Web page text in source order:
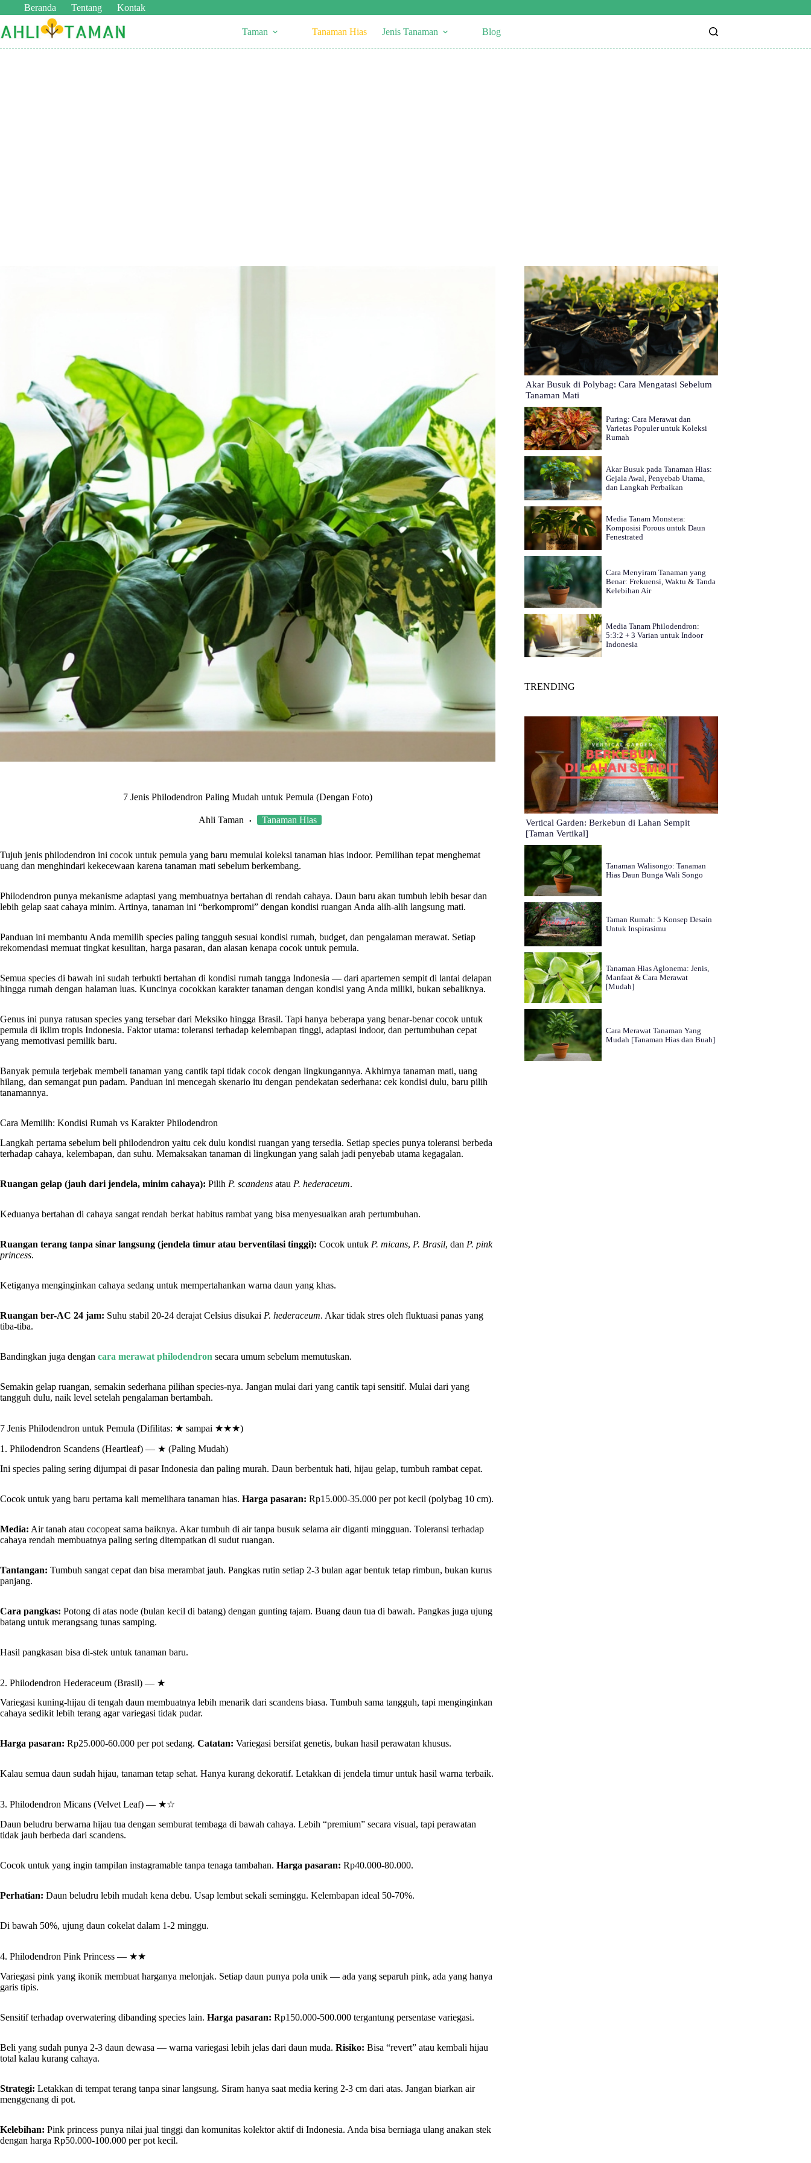
Beranda Tentang Kontak
Taman Tanaman Hias Jenis Tanaman Blog
7 Jenis Philodendron Paling Mudah untuk Pemula (Dengan Foto)
Ahli Taman Tanaman Hias
Tujuh jenis philodendron ini cocok untuk pemula yang baru memulai koleksi tanaman hias indoor. Pemilihan tepat menghemat
uang dan menghindari kekecewaan karena tanaman mati sebelum berkembang.
Philodendron punya mekanisme adaptasi yang membuatnya bertahan di rendah cahaya. Daun baru akan tumbuh lebih besar dan
lebih gelap saat cahaya minim. Artinya, tanaman ini “berkompromi” dengan kondisi ruangan Anda alih-alih langsung mati.
Panduan ini membantu Anda memilih species paling tangguh sesuai kondisi rumah, budget, dan pengalaman merawat. Setiap
rekomendasi memuat tingkat kesulitan, harga pasaran, dan alasan kenapa cocok untuk pemula.
Semua species di bawah ini sudah terbukti bertahan di kondisi rumah tangga Indonesia — dari apartemen sempit di lantai delapan
hingga rumah dengan halaman luas. Kuncinya cocokkan karakter tanaman dengan kondisi yang Anda miliki, bukan sebaliknya.
Genus ini punya ratusan species yang tersebar dari Meksiko hingga Brasil. Tapi hanya beberapa yang benar-benar cocok untuk
pemula di iklim tropis Indonesia. Faktor utama: toleransi terhadap kelembapan tinggi, adaptasi indoor, dan pertumbuhan cepat
yang memotivasi pemilik baru.
Banyak pemula terjebak membeli tanaman yang cantik tapi tidak cocok dengan lingkungannya. Akhirnya tanaman mati, uang
hilang, dan semangat pun padam. Panduan ini mencegah skenario itu dengan pendekatan sederhana: cek kondisi dulu, baru pilih
tanamannya.
Cara Memilih: Kondisi Rumah vs Karakter Philodendron
Langkah pertama sebelum beli philodendron yaitu cek dulu kondisi ruangan yang tersedia. Setiap species punya toleransi berbeda
terhadap cahaya, kelembapan, dan suhu. Memaksakan tanaman di lingkungan yang salah jadi penyebab utama kegagalan.
Ruangan gelap (jauh dari jendela, minim cahaya): Pilih P. scandens atau P. hederaceum.
Keduanya bertahan di cahaya sangat rendah berkat habitus rambat yang bisa menyesuaikan arah pertumbuhan.
Ruangan terang tanpa sinar langsung (jendela timur atau berventilasi tinggi): Cocok untuk P. micans, P. Brasil, dan P. pink
princess.
Ketiganya menginginkan cahaya sedang untuk mempertahankan warna daun yang khas.
Ruangan ber-AC 24 jam: Suhu stabil 20-24 derajat Celsius disukai P. hederaceum. Akar tidak stres oleh fluktuasi panas yang
tiba-tiba.
Bandingkan juga dengan cara merawat philodendron secara umum sebelum memutuskan.
Semakin gelap ruangan, semakin sederhana pilihan species-nya. Jangan mulai dari yang cantik tapi sensitif. Mulai dari yang
tangguh dulu, naik level setelah pengalaman bertambah.
7 Jenis Philodendron untuk Pemula (Difilitas: ★ sampai ★★★)
1. Philodendron Scandens (Heartleaf) — ★ (Paling Mudah)
Ini species paling sering dijumpai di pasar Indonesia dan paling murah. Daun berbentuk hati, hijau gelap, tumbuh rambat cepat.
Cocok untuk yang baru pertama kali memelihara tanaman hias. Harga pasaran: Rp15.000-35.000 per pot kecil (polybag 10 cm).
Media: Air tanah atau cocopeat sama baiknya. Akar tumbuh di air tanpa busuk selama air diganti mingguan. Toleransi terhadap
cahaya rendah membuatnya paling sering ditempatkan di sudut ruangan.
Tantangan: Tumbuh sangat cepat dan bisa merambat jauh. Pangkas rutin setiap 2-3 bulan agar bentuk tetap rimbun, bukan kurus
panjang.
Cara pangkas: Potong di atas node (bulan kecil di batang) dengan gunting tajam. Buang daun tua di bawah. Pangkas juga ujung
batang untuk merangsang tunas samping.
Hasil pangkasan bisa di-stek untuk tanaman baru.
2. Philodendron Hederaceum (Brasil) — ★
Variegasi kuning-hijau di tengah daun membuatnya lebih menarik dari scandens biasa. Tumbuh sama tangguh, tapi menginginkan
cahaya sedikit lebih terang agar variegasi tidak pudar.
Harga pasaran: Rp25.000-60.000 per pot sedang. Catatan: Variegasi bersifat genetis, bukan hasil perawatan khusus.
Kalau semua daun sudah hijau, tanaman tetap sehat. Hanya kurang dekoratif. Letakkan di jendela timur untuk hasil warna terbaik.
3. Philodendron Micans (Velvet Leaf) — ★☆
Daun beludru berwarna hijau tua dengan semburat tembaga di bawah cahaya. Lebih “premium” secara visual, tapi perawatan
tidak jauh berbeda dari scandens.
Cocok untuk yang ingin tampilan instagramable tanpa tenaga tambahan. Harga pasaran: Rp40.000-80.000.
Perhatian: Daun beludru lebih mudah kena debu. Usap lembut sekali seminggu. Kelembapan ideal 50-70%.
Di bawah 50%, ujung daun cokelat dalam 1-2 minggu.
4. Philodendron Pink Princess — ★★
Variegasi pink yang ikonik membuat harganya melonjak. Setiap daun punya pola unik — ada yang separuh pink, ada yang hanya
garis tipis.
Sensitif terhadap overwatering dibanding species lain. Harga pasaran: Rp150.000-500.000 tergantung persentase variegasi.
Beli yang sudah punya 2-3 daun dewasa — warna variegasi lebih jelas dari daun muda. Risiko: Bisa “revert” atau kembali hijau
total kalau kurang cahaya.
Strategi: Letakkan di tempat terang tanpa sinar langsung. Siram hanya saat media kering 2-3 cm dari atas. Jangan biarkan air
menggenang di pot.
Kelebihan: Pink princess punya nilai jual tinggi dan komunitas kolektor aktif di Indonesia. Anda bisa berniaga ulang anakan stek
dengan harga Rp50.000-100.000 per pot kecil.
Akar Busuk di Polybag: Cara Mengatasi Sebelum
Tanaman Mati
Puring: Cara Merawat dan
Varietas Populer untuk Koleksi
Rumah
Akar Busuk pada Tanaman Hias:
Gejala Awal, Penyebab Utama,
dan Langkah Perbaikan
Media Tanam Monstera:
Komposisi Porous untuk Daun
Fenestrated
Cara Menyiram Tanaman yang
Benar: Frekuensi, Waktu & Tanda
Kelebihan Air
Media Tanam Philodendron:
5:3:2 + 3 Varian untuk Indoor
Indonesia
TRENDING
Vertical Garden: Berkebun di Lahan Sempit
[Taman Vertikal]
Tanaman Walisongo: Tanaman
Hias Daun Bunga Wali Songo
Taman Rumah: 5 Konsep Desain
Untuk Inspirasimu
Tanaman Hias Aglonema: Jenis,
Manfaat & Cara Merawat
[Mudah]
Cara Merawat Tanaman Yang
Mudah [Tanaman Hias dan Buah]